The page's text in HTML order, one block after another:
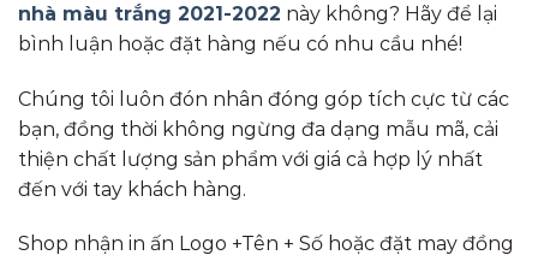
nhà màu trắng 2021-2022 này không? Hãy để lại
bình luận hoặc đặt hàng nếu có nhu cầu nhé!
Chúng tôi luôn đón nhân đóng góp tích cực từ các
bạn, đồng thời không ngừng đa dạng mẫu mã, cải
thiện chất lượng sản phẩm với giá cả hợp lý nhất
đến với tay khách hàng.
Shop nhận in ấn Logo +Tên + Số hoặc đặt may đồng